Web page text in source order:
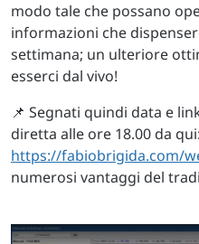
modo tale che possano
informazioni che
settimana; un ulteriore
esserci dal vivo!
📌 Segnati quindi data e
diretta alle ore 18.00 da qui:
https://fabiobrigida.com/
numerosi vantaggi del